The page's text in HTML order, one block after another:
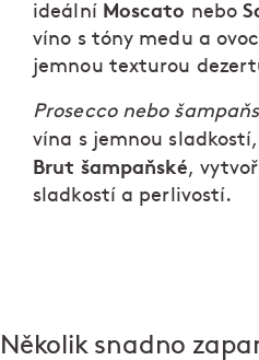
ideální Moscato nebo
víno s tóny medu a
jemnou texturou
Prosecco nebo
vína s jemnou
Brut šampaňské,
sladkostí a perlivostí.
Několik snadno